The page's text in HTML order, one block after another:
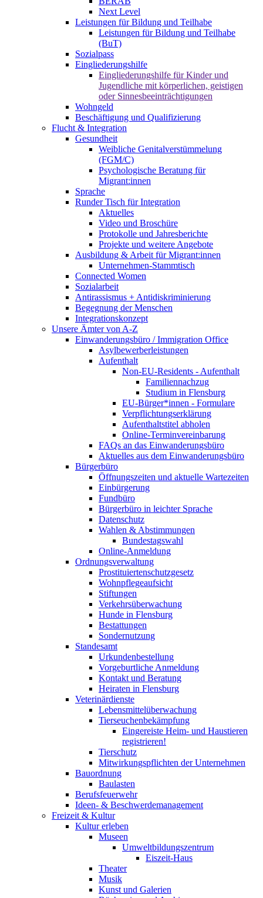
Next Level
Leistungen für Bildung und Teilhabe
Leistungen für Bildung und Teilhabe
(BuT)
Sozialpass
Eingliederungshilfe
Eingliederungshilfe für Kinder und
Jugendliche mit körperlichen, geistigen
oder Sinnesbeeinträchtigungen
Wohngeld
Beschäftigung und Qualifizierung
Flucht & Integration
Gesundheit
Weibliche Genitalverstümmelung
(FGM/C)
Psychologische Beratung für
Migrant:innen
Sprache
Runder Tisch für Integration
Aktuelles
Video und Broschüre
Protokolle und Jahresberichte
Projekte und weitere Angebote
Ausbildung & Arbeit für Migrant:innen
Unternehmen-Stammtisch
Connected Women
Sozialarbeit
Antirassismus + Antidiskriminierung
Begegnung der Menschen
Integrationskonzept
Unsere Ämter von A-Z
Einwanderungsbüro / Immigration Office
Asylbewerberleistungen
Aufenthalt
Non-EU-Residents - Aufenthalt
Familiennachzug
Studium in Flensburg
EU-Bürger*innen - Formulare
Verpflichtungserklärung
Aufenthaltstitel abholen
Online-Terminvereinbarung
FAQs an das Einwanderungsbüro
Aktuelles aus dem Einwanderungsbüro
Bürgerbüro
Öffnungszeiten und aktuelle Wartezeiten
Einbürgerung
Fundbüro
Bürgerbüro in leichter Sprache
Datenschutz
Wahlen & Abstimmungen
Bundestagswahl
Online-Anmeldung
Ordnungsverwaltung
Prostituiertenschutzgesetz
Wohnpflegeaufsicht
Stiftungen
Verkehrsüberwachung
Hunde in Flensburg
Bestattungen
Sondernutzung
Standesamt
Urkundenbestellung
Vorgeburtliche Anmeldung
Kontakt und Beratung
Heiraten in Flensburg
Veterinärdienste
Lebensmittelüberwachung
Tierseuchenbekämpfung
Eingereiste Heim- und Haustieren
registrieren!
Tierschutz
Mitwirkungspflichten der Unternehmen
Bauordnung
Baulasten
Berufsfeuerwehr
Ideen- & Beschwerdemanagement
Freizeit & Kultur
Kultur erleben
Museen
Umweltbildungszentrum
Eiszeit-Haus
Theater
Musik
Kunst und Galerien